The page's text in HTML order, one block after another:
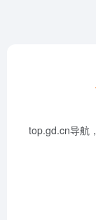
top.gd.cn导航